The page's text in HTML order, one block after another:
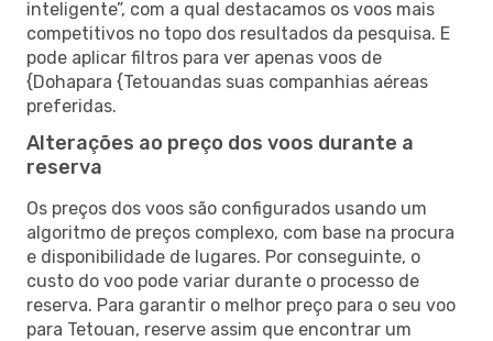
inteligente”, com a qual destacamos os voos mais
competitivos no topo dos resultados da pesquisa. E
pode aplicar filtros para ver apenas voos de
{Dohapara {Tetouandas suas companhias aéreas
preferidas.
Alterações ao preço dos voos durante a
reserva
Os preços dos voos são configurados usando um
algoritmo de preços complexo, com base na procura
e disponibilidade de lugares. Por conseguinte, o
custo do voo pode variar durante o processo de
reserva. Para garantir o melhor preço para o seu voo
para Tetouan, reserve assim que encontrar um